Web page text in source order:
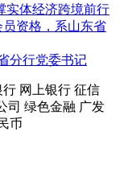
实体经济跨境前行
资格，系山东省
分行党委书记
行 网上银行 征信
司 绿色金融 广发
币